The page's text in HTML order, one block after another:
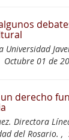
Octubre 01 de
derecho
Directora
del Rosario. ,